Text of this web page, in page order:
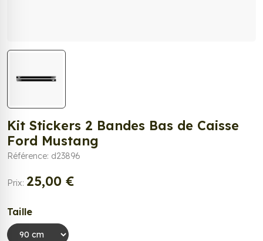
Kit Stickers 2 Bandes Bas de Caisse
Ford Mustang
Référence: d23896
Prix: 25,00 €
Taille